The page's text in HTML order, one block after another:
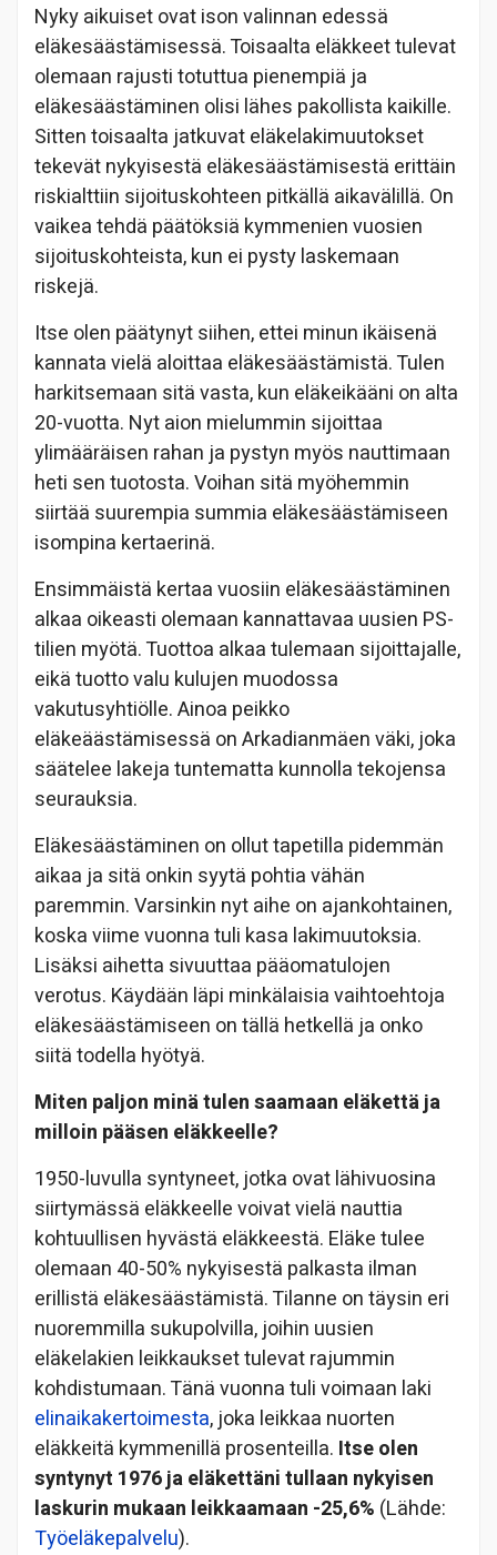
Nyky aikuiset ovat ison valinnan edessä
eläkesäästämisessä. Toisaalta eläkkeet tulevat
olemaan rajusti totuttua pienempiä ja
eläkesäästäminen olisi lähes pakollista kaikille.
Sitten toisaalta jatkuvat eläkelakimuutokset
tekevät nykyisestä eläkesäästämisestä erittäin
riskialttiin sijoituskohteen pitkällä aikavälillä. On
vaikea tehdä päätöksiä kymmenien vuosien
sijoituskohteista, kun ei pysty laskemaan
riskejä.
Itse olen päätynyt siihen, ettei minun ikäisenä
kannata vielä aloittaa eläkesäästämistä. Tulen
harkitsemaan sitä vasta, kun eläkeikääni on alta
20-vuotta. Nyt aion mielummin sijoittaa
ylimääräisen rahan ja pystyn myös nauttimaan
heti sen tuotosta. Voihan sitä myöhemmin
siirtää suurempia summia eläkesäästämiseen
isompina kertaerinä.
Ensimmäistä kertaa vuosiin eläkesäästäminen
alkaa oikeasti olemaan kannattavaa uusien PS-
tilien myötä. Tuottoa alkaa tulemaan sijoittajalle,
eikä tuotto valu kulujen muodossa
vakutusyhtiölle. Ainoa peikko
eläkeäästämisessä on Arkadianmäen väki, joka
säätelee lakeja tuntematta kunnolla tekojensa
seurauksia.
Eläkesäästäminen on ollut tapetilla pidemmän
aikaa ja sitä onkin syytä pohtia vähän
paremmin. Varsinkin nyt aihe on ajankohtainen,
koska viime vuonna tuli kasa lakimuutoksia.
Lisäksi aihetta sivuuttaa pääomatulojen
verotus. Käydään läpi minkälaisia vaihtoehtoja
eläkesäästämiseen on tällä hetkellä ja onko
siitä todella hyötyä.
Miten paljon minä tulen saamaan eläkettä ja
milloin pääsen eläkkeelle?
1950-luvulla syntyneet, jotka ovat lähivuosina
siirtymässä eläkkeelle voivat vielä nauttia
kohtuullisen hyvästä eläkkeestä. Eläke tulee
olemaan 40-50% nykyisestä palkasta ilman
erillistä eläkesäästämistä. Tilanne on täysin eri
nuoremmilla sukupolvilla, joihin uusien
eläkelakien leikkaukset tulevat rajummin
kohdistumaan. Tänä vuonna tuli voimaan laki
elinaikakertoimesta, joka leikkaa nuorten
eläkkeitä kymmenillä prosenteilla. Itse olen
syntynyt 1976 ja eläkettäni tullaan nykyisen
laskurin mukaan leikkaamaan -25,6% (Lähde:
Työeläkepalvelu).